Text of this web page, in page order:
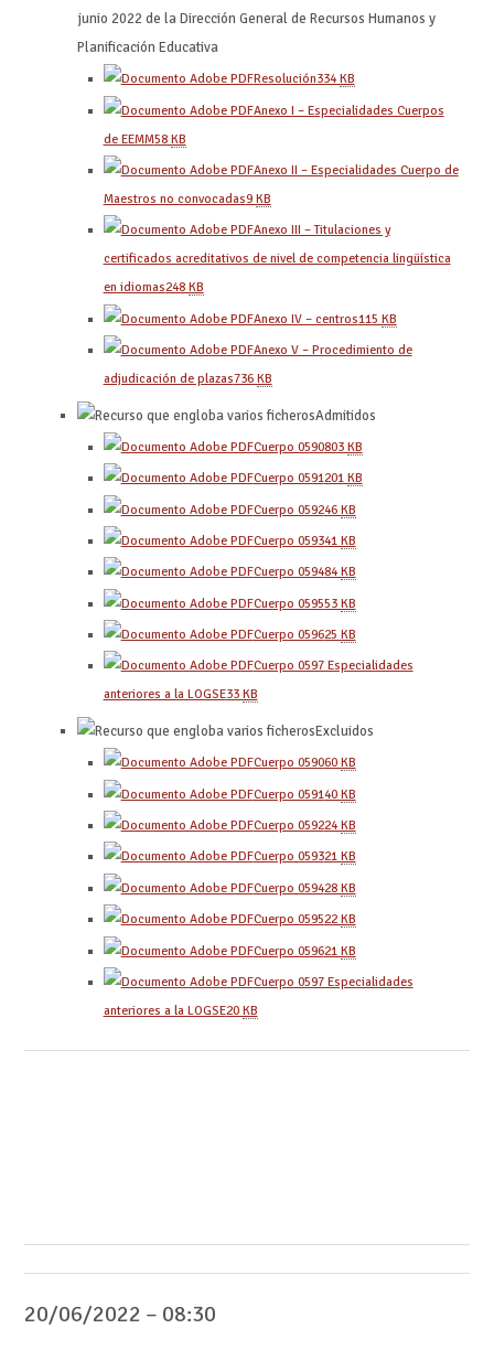
junio 2022 de la Dirección General de Recursos Humanos y
Planificación Educativa
Resolución334KB
Anexo I – Especialidades Cuerpos
de EEMM58 KB
Anexo II – Especialidades Cuerpo de
Maestros no convocadas9 KB
Anexo III – Titulaciones y
certificados acreditativos de nivel de competencia lingüística
en idiomas248 KB
Anexo IV – centros115 KB
Anexo V – Procedimiento de
adjudicación de plazas736 KB
Admitidos
Cuerpo 0590803 KB
Cuerpo 0591201 KB
Cuerpo 059246 KB
Cuerpo 059341 KB
Cuerpo 059484KB
Cuerpo 059553 KB
Cuerpo 059625 KB
Cuerpo 0597 Especialidades
anteriores a la LOGSE33 KB
Excluidos
Cuerpo 059060 KB
Cuerpo 059140 KB
Cuerpo 059224KB
Cuerpo 059321 KB
Cuerpo 059428 KB
Cuerpo 059522 KB
Cuerpo 059621 KB
Cuerpo 0597 Especialidades
anteriores a la LOGSE20 KB
20/06/2022 – 08:30